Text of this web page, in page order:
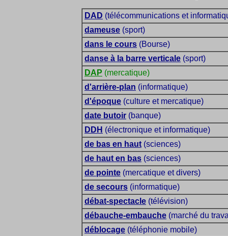
DAD (télécommunications et
dameuse (sport)
dans le cours (Bourse)
danse à la barre verticale (sport)
DAP (mercatique)
d'arrière-plan (informatique)
d'époque (culture et mercatique)
date butoir (banque)
DDH (électronique et informatique)
de bas en haut (sciences)
de haut en bas (sciences)
de pointe (mercatique et divers)
de secours (informatique)
débat-spectacle (télévision)
débauche-embauche (marché du
déblocage (téléphonie mobile)